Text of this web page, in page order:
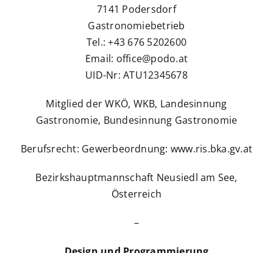
7141 Podersdorf
Gastronomiebetrieb
Tel.: ‭+43 676 5202600‬
Email: office@podo.at
UID-Nr: ATU12345678
Mitglied der WKÖ, WKB, Landesinnung
Gastronomie, Bundesinnung Gastronomie
Berufsrecht: Gewerbeordnung: www.ris.bka.gv.at
Bezirkshauptmannschaft Neusiedl am See,
Österreich
–